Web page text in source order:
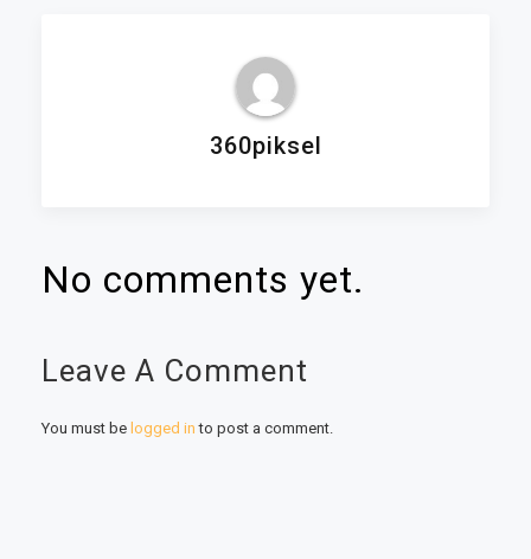
360piksel
No comments yet.
Leave A Comment
You must be logged in to post a comment.